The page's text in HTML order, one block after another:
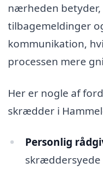
nærheden
tilbagemeldinger
kommunikation,
processen mere
Her er nogle af
skrædder i
Personlig
skræddersyede